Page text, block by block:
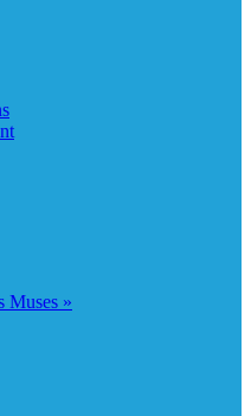
Muses »